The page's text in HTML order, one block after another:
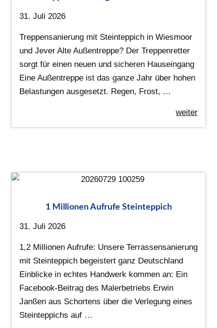
31. Juli 2026
Treppensanierung mit Steinteppich in Wiesmoor
und Jever Alte Außentreppe? Der Treppenretter
sorgt für einen neuen und sicheren Hauseingang
Eine Außentreppe ist das ganze Jahr über hohen
Belastungen ausgesetzt. Regen, Frost, …
weiter
1 Millionen Aufrufe Steinteppich
31. Juli 2026
1,2 Millionen Aufrufe: Unsere Terrassensanierung
mit Steinteppich begeistert ganz Deutschland
Einblicke in echtes Handwerk kommen an: Ein
Facebook-Beitrag des Malerbetriebs Erwin
Janßen aus Schortens über die Verlegung eines
Steinteppichs auf …